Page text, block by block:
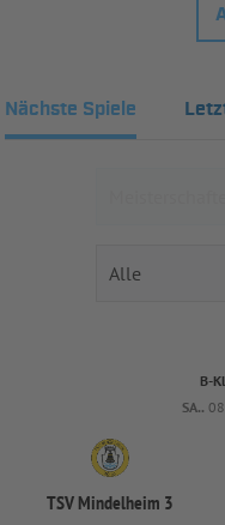
Nächste Spiele
B-
SA..
TSV Mindelheim 3